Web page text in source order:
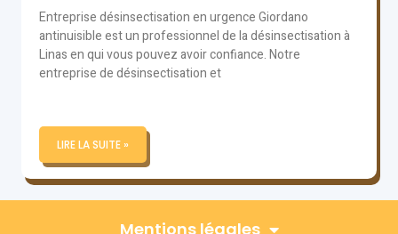
Entreprise désinsectisation en urgence Giordano
antinuisible est un professionnel de la désinsectisation à
Linas en qui vous pouvez avoir confiance. Notre
entreprise de désinsectisation et
LIRE LA SUITE »
Mentions légales